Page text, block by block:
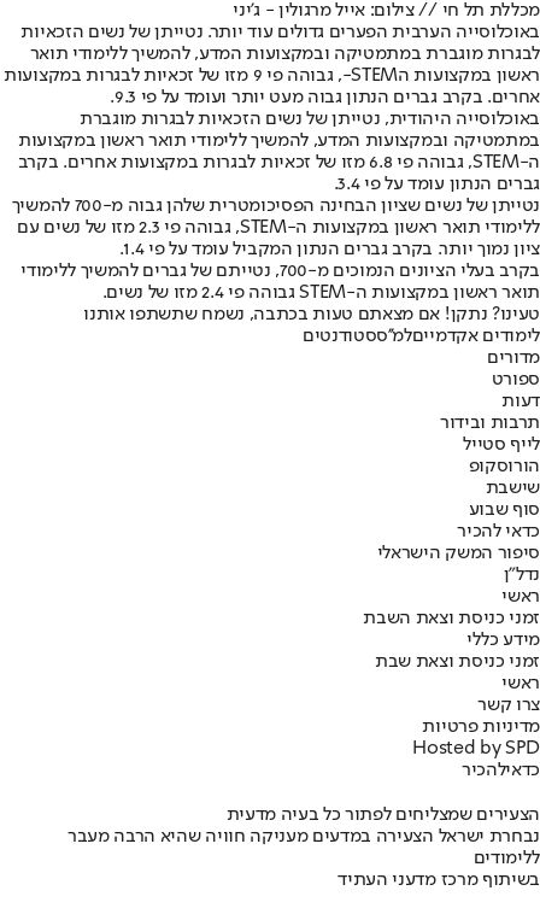
מכללת תל חי // צילום: אייל מרגולין - ג'יני
באוכלוסייה הערבית הפערים גדולים עוד יותר. נטייתן של נשים הזכאיות
לבגרות מוגברת במתמטיקה ובמקצועות המדע, להמשיך ללימודי תואר
ראשון במקצועות הSTEM-, גבוהה פי 9 מזו של זכאיות לבגרות במקצועות
אחרים. בקרב גברים הנתון גבוה מעט יותר ועומד על פי 9.3.
באוכלוסייה היהודית, נטייתן של נשים הזכאיות לבגרות מוגברת
במתמטיקה ובמקצועות המדע, להמשיך ללימודי תואר ראשון במקצועות
ה-STEM, גבוהה פי 6.8 מזו של זכאיות לבגרות במקצועות אחרים. בקרב
גברים הנתון עומד על פי 3.4.
נטייתן של נשים שציון הבחינה הפסיכומטרית שלהן גבוה מ-700 להמשיך
ללימודי תואר ראשון במקצועות ה-STEM, גבוהה פי 2.3 מזו של נשים עם
ציון נמוך יותר. בקרב גברים הנתון המקביל עומד על פי 1.4.
בקרב בעלי הציונים הנמוכים מ-700, נטייתם של גברים להמשיך ללימודי
תואר ראשון במקצועות ה-STEM גבוהה פי 2.4 מזו של נשים.
טעינו? נתקן! אם מצאתם טעות בכתבה, נשמח שתשתפו אותנו
לימודים אקדמייםלמ''ססטודנטים
מדורים
ספורט
דעות
תרבות ובידור
לייף סטייל
הורוסקופ
שישבת
סוף שבוע
כדאי להכיר
סיפור המשק הישראלי
נדל"ן
ראשי
זמני כניסת וצאת השבת
מידע כללי
זמני כניסת וצאת שבת
ראשי
צרו קשר
מדיניות פרטיות
Hosted by SPD
כדאילהכיר
הצעירים שמצליחים לפתור כל בעיה מדעית
נבחרת ישראל הצעירה במדעים מעניקה חוויה שהיא הרבה מעבר
ללימודים
בשיתוף מרכז מדעני העתיד